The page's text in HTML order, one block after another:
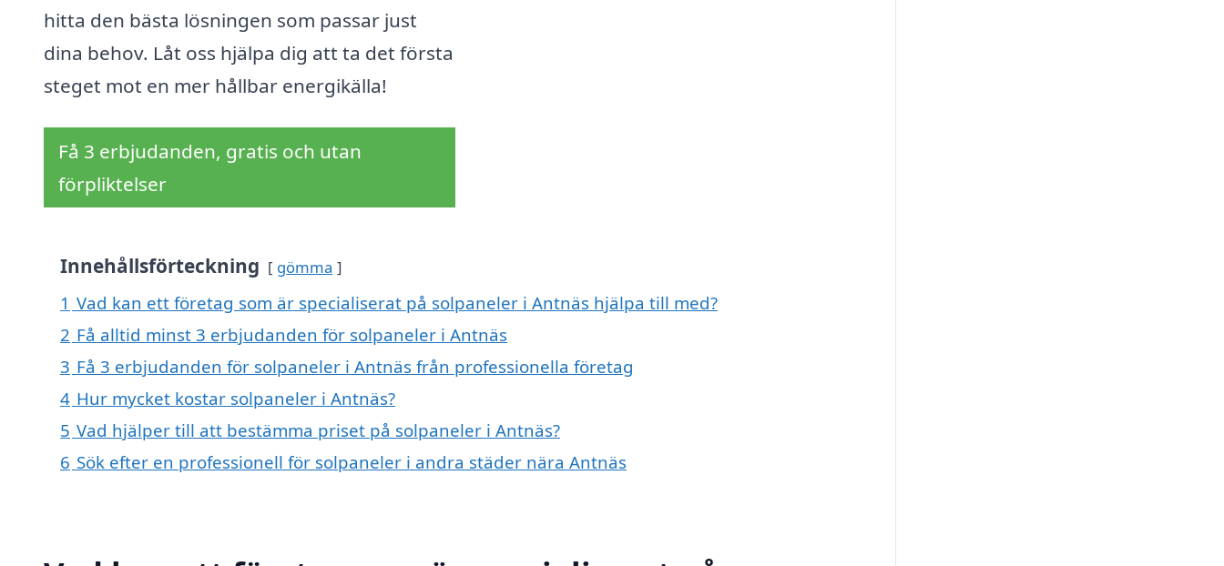
hitta den bästa lösningen som passar just
dina behov. Låt oss hjälpa dig att ta det första
steget mot en mer hållbar energikälla!
Få 3 erbjudanden, gratis och utan
förpliktelser
Innehållsförteckning gömma
1 Vad kan ett företag som är specialiserat på solpaneler i Antnäs hjälpa till med?
2 Få alltid minst 3 erbjudanden för solpaneler i Antnäs
3 Få 3 erbjudanden för solpaneler i Antnäs från professionella företag
4 Hur mycket kostar solpaneler i Antnäs?
5 Vad hjälper till att bestämma priset på solpaneler i Antnäs?
6 Sök efter en professionell för solpaneler i andra städer nära Antnäs